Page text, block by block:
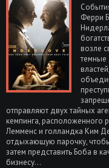
Ферри
возле
темные
отправляют двух тайных
кемпинга, расположенного
Лемменс и голландка Ким
отдыхающую парочку,
затем представить Боба в
бизнесу...